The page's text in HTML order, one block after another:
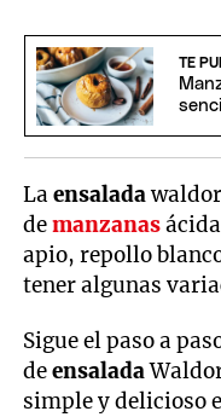
TE
Laensalada
demanzanas
apio, repollo
tener algunas
Sigue el paso a
deensalada
simple y delicioso